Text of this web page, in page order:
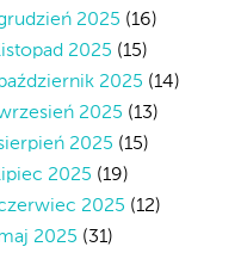
2025 (16)
2025 (15)
2025 (14)
2025 (13)
2025 (15)
2025 (19)
2025 (12)
2025 (31)